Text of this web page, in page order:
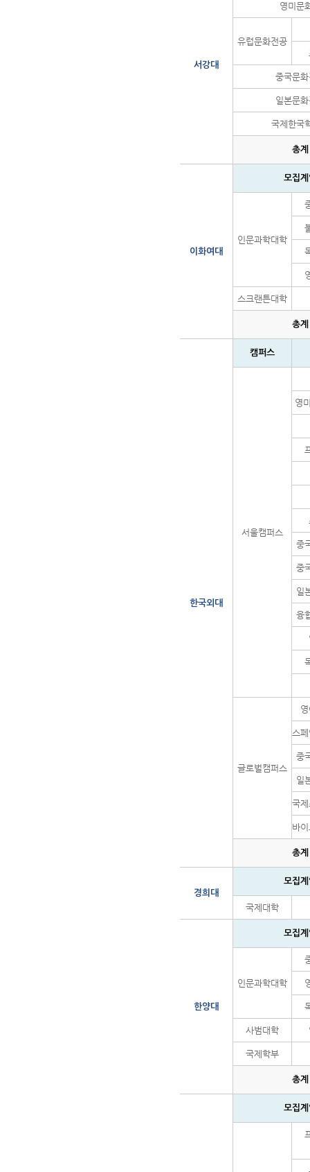
서강대
영미문
유럽문화전공
중국문
일본문
국제한국
총계
이화여대
모집계
인문과학대학
스크랜튼대학
총계
한국외대
캠퍼스
서울캠퍼스
영
중
중
일
융
글로벌캠퍼스
스
중
일
국
바
총계
경희대
모집계
국제대학
한양대
모집계
인문과학대학
사범대학
국제학부
총계
모집계